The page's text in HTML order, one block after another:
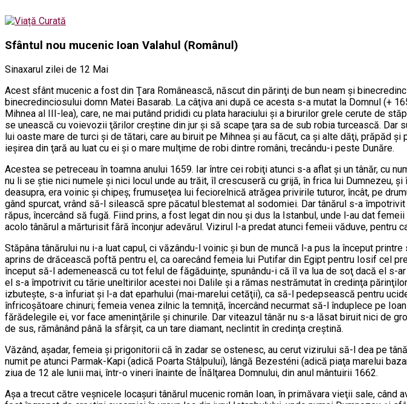
Sfântul nou mucenic Ioan Valahul (Românul)
Sinaxarul zilei de 12 Mai
Acest sfânt mucenic a fost din Ţara Românească, născut din părinţi de bun neam şi
binecredinciosului domn Matei Basarab. La câţiva ani după ce acesta s-a mutat la Domnul (+
Mihnea al III-lea), care, ne mai putând prididi cu plata haraciului şi a birurilor grele cerute de
se unească cu voievozii ţărilor creştine din jur şi să scape ţara sa de sub robia turcească. Dar
lui oaste mare de turci şi de tătari, care au biruit pe Mihnea şi au făcut, ca şi alte dăţi, prăpăd şi
ieşirea din ţară au luat cu ei şi o mare mulţime de robi dintre români, trecându-i peste Dunăre.
Acestea se petreceau în toamna anului 1659. Iar între cei robiţi atunci s-a aflat şi un tânăr, cu
nu li se ştie nici numele şi nici locul unde au trăit, îl crescuseră cu grijă, în frica lui Dumnezeu,
deasupra, era voinic şi chipeş; frumuseţea lui feciorelnică atrăgea privirile tuturor, încât, pe
gând spurcat, vrând să-l silească spre păcatul blestemat al sodomiei. Dar tânărul s-a
răpus, încercând să fugă. Fiind prins, a fost legat din nou şi dus la Istanbul, unde l-au dat
acolo tânărul a mărturisit fără înconjur adevărul. Vizirul l-a predat atunci femeii văduve, pentru
Stăpâna tânărului nu i-a luat capul, ci văzându-l voinic şi bun de muncă l-a pus la început
aprins de drăcească poftă pentru el, ca oarecând femeia lui Putifar din Egipt pentru Iosif cel
început să-l ademenească cu tot felul de făgăduinţe, spunându-i că îl va lua de soţ dacă el s-
el s-a împotrivit cu tărie uneltirilor acestei noi Dalile şi a rămas nestrămutat în credinţa
izbuteşte, s-a înfuriat şi l-a dat eparhului (mai-marelui cetăţii), ca să-l pedepsească pentru
înfricoşătoare chinuri; femeia venea zilnic la temniţă, încercând necurmat să-l înduplece pe
fărădelegile ei, vor face ameninţările şi chinurile. Dar viteazul tânăr nu s-a lăsat biruit nici de
de sus, rămânând până la sfârşit, ca un tare diamant, neclintit în credinţa creştină.
Văzând, aşadar, femeia şi prigonitorii că în zadar se ostenesc, au cerut vizirului să-l dea pe
numit pe atunci Parmak-Kapi (adică Poarta Stâlpului), lângă Bezesténi (adică piaţa marelui
ziua de 12 ale lunii mai, într-o vineri înainte de Înălţarea Domnului, din anul mântuirii 1662.
Aşa a trecut către veşnicele locaşuri tânărul mucenic român Ioan, în primăvara vieţii sale,